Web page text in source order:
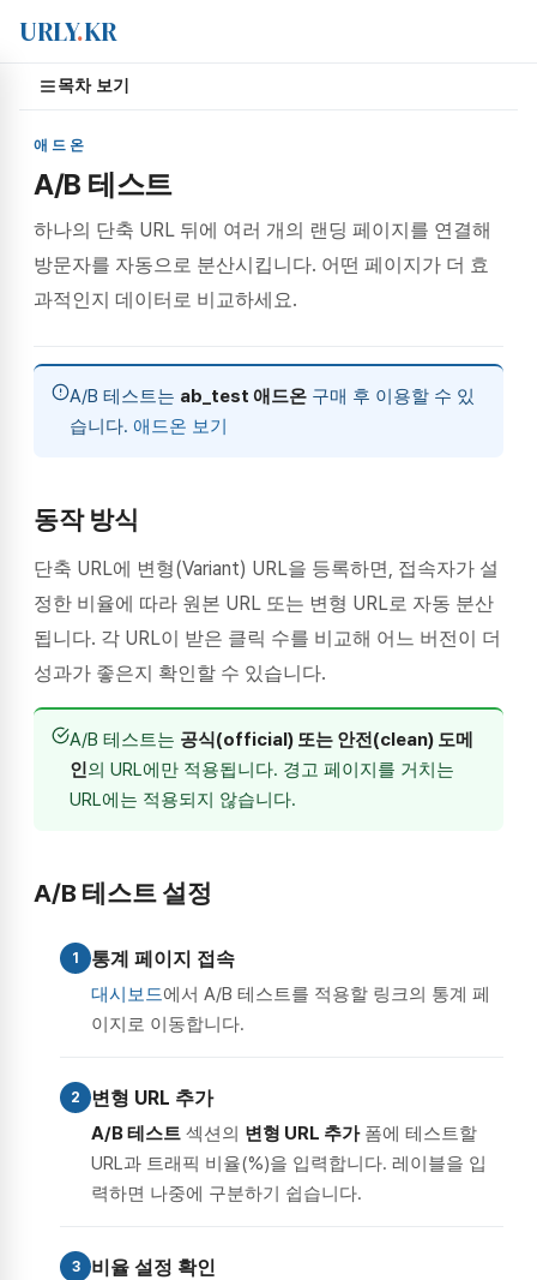
URLY.KR
목차 보기
애드온
A/B 테스트
하나의 단축 URL 뒤에 여러 개의 랜딩 페이지를 연결해
방문자를 자동으로 분산시킵니다. 어떤 페이지가 더 효
과적인지 데이터로 비교하세요.
A/B 테스트는 ab_test 애드온 구매 후 이용할 수 있
습니다. 애드온 보기
동작 방식
단축 URL에 변형(Variant) URL을 등록하면, 접속자가 설
정한 비율에 따라 원본 URL 또는 변형 URL로 자동 분산
됩니다. 각 URL이 받은 클릭 수를 비교해 어느 버전이 더
성과가 좋은지 확인할 수 있습니다.
A/B 테스트는 공식(official) 또는 안전(clean) 도메
인의 URL에만 적용됩니다. 경고 페이지를 거치는
URL에는 적용되지 않습니다.
A/B 테스트 설정
1 통계 페이지 접속
대시보드에서 A/B 테스트를 적용할 링크의 통계 페
이지로 이동합니다.
2 변형 URL 추가
A/B 테스트 섹션의 변형 URL 추가폼에 테스트할
URL과 트래픽 비율(%)을 입력합니다. 레이블을 입
력하면 나중에 구분하기 쉽습니다.
3 비율 설정 확인